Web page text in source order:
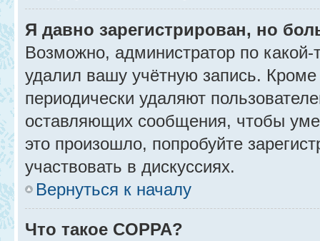
Я давно зарегистрирован, но
Возможно, администратор по
удалил вашу учётную запись.
периодически удаляют
оставляющих сообщения, чтобы
это произошло, попробуйте
участвовать в дискуссиях.
Вернуться к началу
Что такое COPPA?